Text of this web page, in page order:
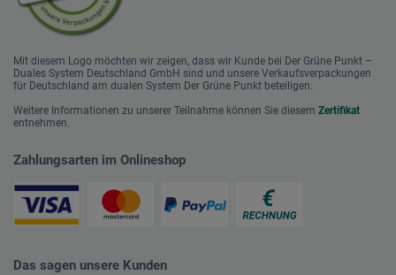
Mit diesem Logo möchten wir zeigen, dass wir Kunde bei Der Grüne Punkt –
Duales System Deutschland GmbH sind und unsere Verkaufsverpackungen
für Deutschland am dualen System Der Grüne Punkt beteiligen.
Weitere Informationen zu unserer Teilnahme können Sie diesem Zertifikat
entnehmen.
Zahlungsarten im Onlineshop
Das sagen unsere Kunden